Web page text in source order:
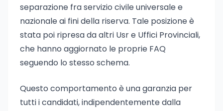
separazione fra servizio civile universale e
nazionale ai fini della riserva. Tale posizione è
stata poi ripresa da altri Usr e Uffici Provinciali,
che hanno aggiornato le proprie FAQ
seguendo lo stesso schema.
Questo comportamento è una garanzia per
tutti i candidati, indipendentemente dalla